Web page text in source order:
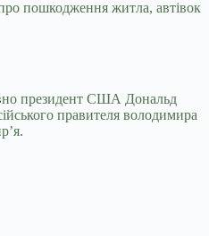
пошкодження житла, автівок
президент США Дональд
правителя володимира